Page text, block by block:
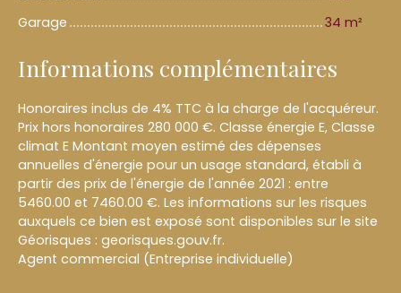
Garage
34 m²
Informations complémentaires
Honoraires inclus de 4% TTC à la charge de l'acquéreur.
Prix hors honoraires 280 000 €. Classe énergie E, Classe
climat E Montant moyen estimé des dépenses
annuelles d'énergie pour un usage standard, établi à
partir des prix de l'énergie de l'année 2021 : entre
5460.00 et 7460.00 €. Les informations sur les risques
auxquels ce bien est exposé sont disponibles sur le site
Géorisques : georisques.gouv.fr.
Agent commercial (Entreprise individuelle)